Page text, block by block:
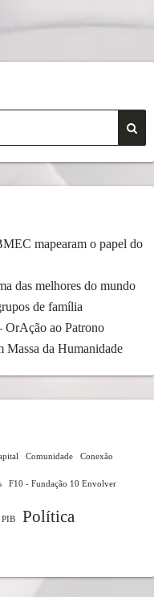
mapearam o papel do
das melhores do mundo
de família
OrAção ao Patrono
Massa da Humanidade
Comunidade Conexão
F10 - Fundação 10 Envolver
PIB
Política